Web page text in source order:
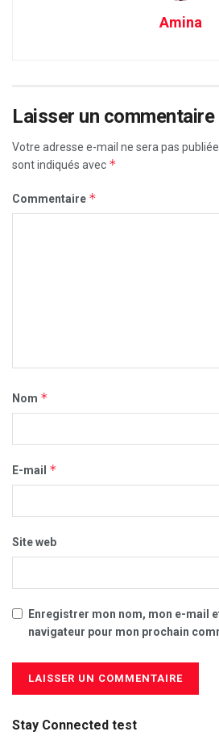
Amina
Laisser un commentaire
Votre adresse e-mail ne sera pas publiée.
sont indiqués avec *
Commentaire *
Nom *
E-mail *
Site web
Enregistrer mon nom, mon e-mail
navigateur pour mon prochain
Stay Connected test